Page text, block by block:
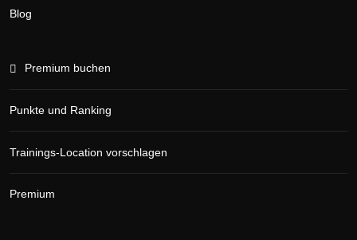
Blog
Premium buchen
Punkte und Ranking
Trainings-Location vorschlagen
Premium